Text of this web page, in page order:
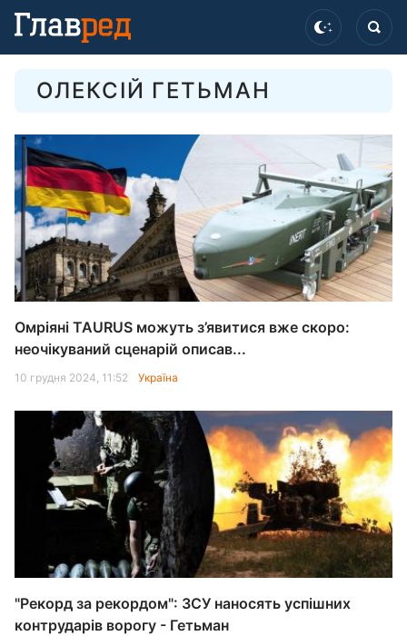
ОЛЕКСІЙ ГЕТЬМАН
Омріяні TAURUS можуть з’явитися вже скоро:
неочікуваний сценарій описав...
10 грудня 2024, 11:52 Україна
"Рекорд за рекордом": ЗСУ наносять успішних
контрударів ворогу - Гетьман